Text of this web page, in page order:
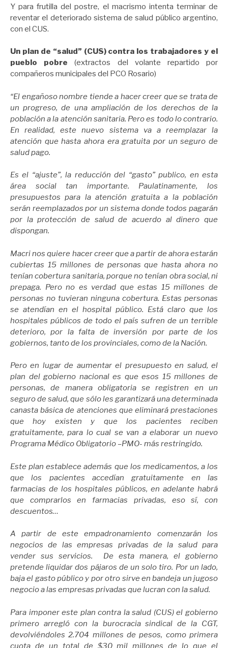
Y para frutilla del postre, el macrismo intenta terminar de
reventar el deteriorado sistema de salud público argentino,
con el CUS.
Un plan de “salud” (CUS) contra los trabajadores y el
pueblo pobre(extractos del volante repartido por
compañeros municipales del PCO Rosario)
“El engañoso nombre tiende a hacer creer que se trata de
un progreso, de una ampliación de los derechos de la
población a la atención sanitaria. Pero es todo lo contrario.
En realidad, este nuevo sistema va a reemplazar la
atención que hasta ahora era gratuita por un seguro de
salud pago.
Es el “ajuste”, la reducción del “gasto” publico, en esta
área social tan importante. Paulatinamente, los
presupuestos para la atención gratuita a la población
serán reemplazados por un sistema donde todos pagarán
por la protección de salud de acuerdo al dinero que
dispongan.
Macri nos quiere hacer creer que a partir de ahora estarán
cubiertas 15 millones de personas que hasta ahora no
tenían cobertura sanitaria, porque no tenían obra social, ni
prepaga. Pero no es verdad que estas 15 millones de
personas no tuvieran ninguna cobertura. Estas personas
se atendían en el hospital público. Está claro que los
hospitales públicos de todo el país sufren de un terrible
deterioro, por la falta de inversión por parte de los
gobiernos, tanto de los provinciales, como de la Nación.
Pero en lugar de aumentar el presupuesto en salud, el
plan del gobierno nacional es que esos 15 millones de
personas, de manera obligatoria se registren en un
seguro de salud, que sólo les garantizará una determinada
canasta básica de atenciones que eliminará prestaciones
que hoy existen y que los pacientes reciben
gratuitamente, para lo cual se van a elaborar un nuevo
Programa Médico Obligatorio –PMO- más restringido.
Este plan establece además que los medicamentos, a los
que los pacientes accedían gratuitamente en las
farmacias de los hospitales públicos, en adelante habrá
que comprarlos en farmacias privadas, eso sí, con
descuentos…
A partir de este empadronamiento comenzarán los
negocios de las empresas privadas de la salud para
vender sus servicios. De esta manera, el gobierno
pretende liquidar dos pájaros de un solo tiro. Por un lado,
baja el gasto público y por otro sirve en bandeja un jugoso
negocio a las empresas privadas que lucran con la salud.
Para imponer este plan contra la salud (CUS) el gobierno
primero arregló con la burocracia sindical de la CGT,
devolviéndoles 2.704 millones de pesos, como primera
cuota de un total de $30 mil millones de lo que el